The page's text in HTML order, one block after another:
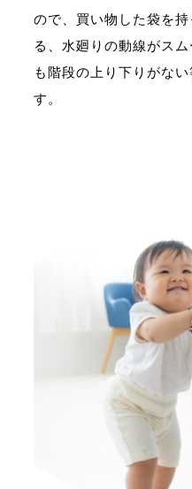
ので、買い物した袋を
る、水廻りの動線がス
も階段の上り下りがな
す。